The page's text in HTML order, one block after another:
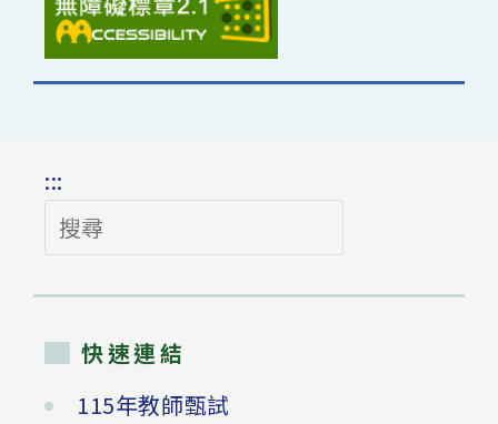
:::
搜
尋
快速連結
115年教師甄試